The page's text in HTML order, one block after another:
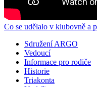
Co se udělalo v klubovně a
Sdružení ARGO
Vedoucí
Informace pro rodiče
Historie
Triakonta